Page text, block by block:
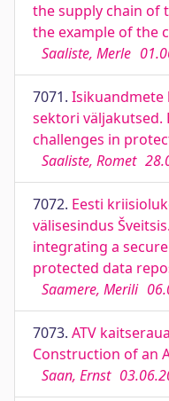
the supply chain of
the example of the
Saaliste, Merle
7071. Isikuandmete
sektori väljakutsed.
challenges in
Saaliste, Romet
7072. Eesti
välisesindus
integrating a
protected data
Saamere, Merili
7073. ATV
Construction of an
Saan, Ernst